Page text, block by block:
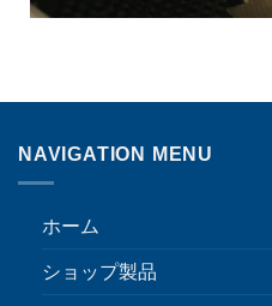
NAVIGATION MENU
ホーム
ショップ製品